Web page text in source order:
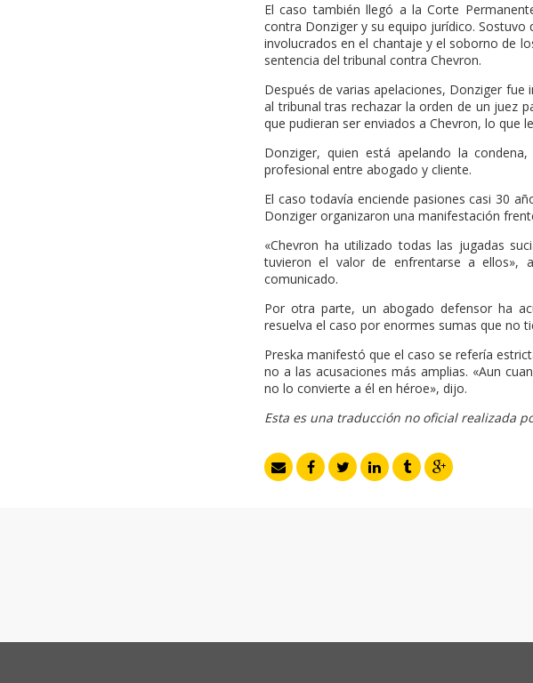
El caso también llegó a la Corte
contra Donziger y su equipo jurídico.
involucrados en el chantaje y el soborno de
sentencia del tribunal contra Chevron.
Después de varias apelaciones, Donziger fue
al tribunal tras rechazar la orden de un juez
que pudieran ser enviados a Chevron, lo que
Donziger, quien está apelando la
profesional entre abogado y cliente.
El caso todavía enciende pasiones casi 30
Donziger organizaron una manifestación
«Chevron ha utilizado todas las jugadas
tuvieron el valor de enfrentarse a ellos»,
comunicado.
Por otra parte, un abogado defensor ha
resuelva el caso por enormes sumas que no
Preska manifestó que el caso se refería
no a las acusaciones más amplias. «Aun
no lo convierte a él en héroe», dijo.
Esta es una traducción no oficial realizada